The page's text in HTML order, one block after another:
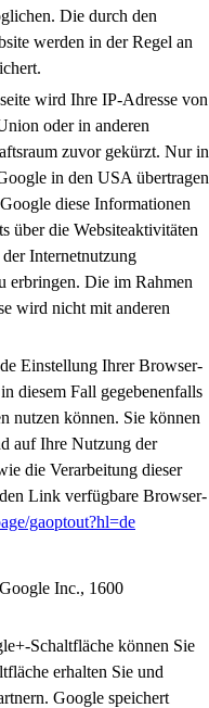
Die durch den
werden in der Regel an
wird Ihre IP-Adresse von
oder in anderen
zuvor gekürzt. Nur in
in den USA übertragen
diese Informationen
über die Websiteaktivitäten
Internetnutzung
erbringen. Die im Rahmen
wird nicht mit anderen
Einstellung Ihrer Browser-
diesem Fall gegebenenfalls
nutzen können. Sie können
auf Ihre Nutzung der
die Verarbeitung dieser
Link verfügbare Browser-
gaoptout?hl=de
Inc., 1600
Schaltfläche können Sie
erhalten Sie und
Google speichert